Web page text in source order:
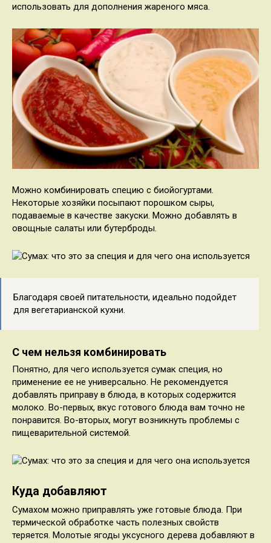
использовать для дополнения жареного мяса.
Можно комбинировать специю с биойогуртами.
Некоторые хозяйки посыпают порошком сыры,
подаваемые в качестве закуски. Можно добавлять в
овощные салаты или бутерброды.
Благодаря своей питательности, идеально подойдет
для вегетарианской кухни.
С чем нельзя комбинировать
Понятно, для чего используется сумак специя, но
применение ее не универсально. Не рекомендуется
добавлять приправу в блюда, в которых содержится
молоко. Во-первых, вкус готового блюда вам точно не
понравится. Во-вторых, могут возникнуть проблемы с
пищеварительной системой.
Куда добавляют
Сумахом можно приправлять уже готовые блюда. При
термической обработке часть полезных свойств
теряется. Молотые ягоды уксусного дерева добавляют в